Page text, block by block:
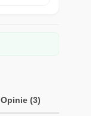
Opinie (3)